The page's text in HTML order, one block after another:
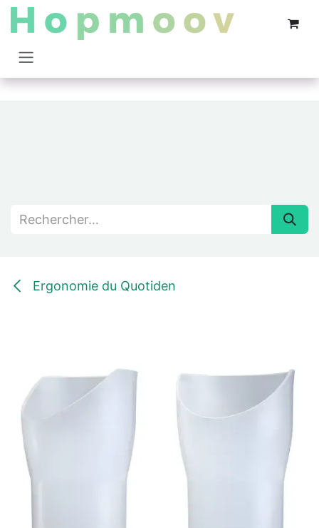
Se rendre au contenu
Ergonomie du Quotiden